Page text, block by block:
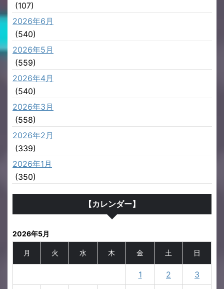
(107)
2026年6月
(540)
2026年5月
(559)
2026年4月
(540)
2026年3月
(558)
2026年2月
(339)
2026年1月
(350)
【カレンダー】
2026年5月
月 火 水 木 金 土 日
1 2 3